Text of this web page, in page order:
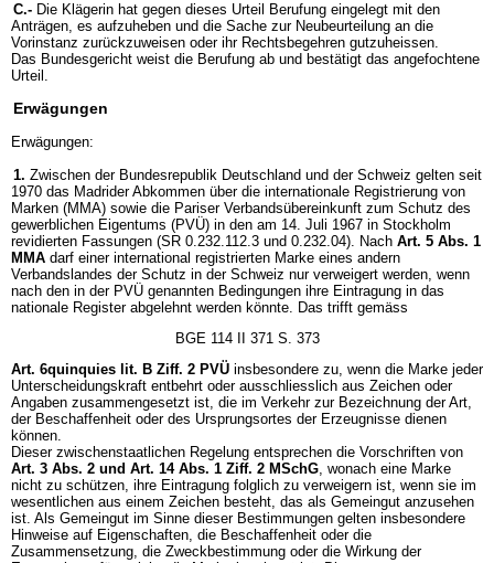
C.- Die Klägerin hat gegen dieses Urteil Berufung eingelegt mit den
Anträgen, es aufzuheben und die Sache zur Neubeurteilung an die
Vorinstanz zurückzuweisen oder ihr Rechtsbegehren gutzuheissen.
Das Bundesgericht weist die Berufung ab und bestätigt das angefochtene
Urteil.
Erwägungen
Erwägungen:
1. Zwischen der Bundesrepublik Deutschland und der Schweiz gelten seit
1970 das Madrider Abkommen über die internationale Registrierung von
Marken (MMA) sowie die Pariser Verbandsübereinkunft zum Schutz des
gewerblichen Eigentums (PVÜ) in den am 14. Juli 1967 in Stockholm
revidierten Fassungen (SR 0.232.112.3 und 0.232.04). Nach Art. 5 Abs. 1
MMA darf einer international registrierten Marke eines andern
Verbandslandes der Schutz in der Schweiz nur verweigert werden, wenn
nach den in der PVÜ genannten Bedingungen ihre Eintragung in das
nationale Register abgelehnt werden könnte. Das trifft gemäss
BGE 114 II 371 S. 373
Art. 6quinquies lit. B Ziff. 2 PVÜ insbesondere zu, wenn die Marke jeder
Unterscheidungskraft entbehrt oder ausschliesslich aus Zeichen oder
Angaben zusammengesetzt ist, die im Verkehr zur Bezeichnung der Art,
der Beschaffenheit oder des Ursprungsortes der Erzeugnisse dienen
können.
Dieser zwischenstaatlichen Regelung entsprechen die Vorschriften von
Art. 3 Abs. 2 und Art. 14 Abs. 1 Ziff. 2 MSchG, wonach eine Marke
nicht zu schützen, ihre Eintragung folglich zu verweigern ist, wenn sie im
wesentlichen aus einem Zeichen besteht, das als Gemeingut anzusehen
ist. Als Gemeingut im Sinne dieser Bestimmungen gelten insbesondere
Hinweise auf Eigenschaften, die Beschaffenheit oder die
Zusammensetzung, die Zweckbestimmung oder die Wirkung der